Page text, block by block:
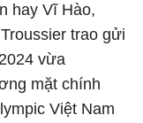
hay Vĩ Hào,
trao gửi
vừa
mặt chính
Việt Nam